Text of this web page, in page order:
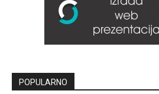
POPULARNO